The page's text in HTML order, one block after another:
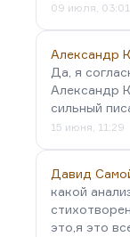
09 июля, 03:01
Александр
Да, я
Александр
сильный
15 июня, 11:29
Давид
какой
это,я это